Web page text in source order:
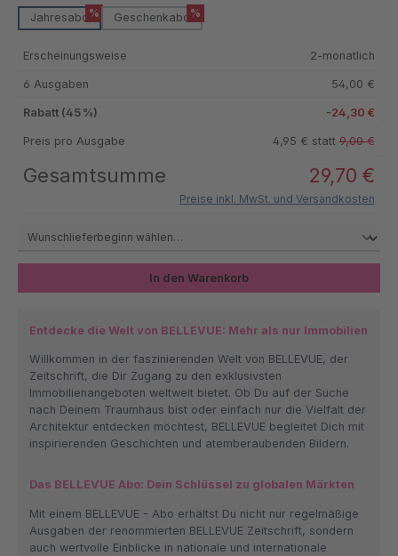
Jahresabo % Geschenkabo %
Erscheinungsweise 2-monatlich
6 Ausgaben 54,00 €
Rabatt (45 %) -24,30 €
Preis pro Ausgabe 4,95 € statt9,00 €
Gesamtsumme 29,70 €
Preise inkl. MwSt. und Versandkosten
In den Warenkorb
Entdecke die Welt von BELLEVUE: Mehr als nur Immobilien
Willkommen in der faszinierenden Welt von BELLEVUE, der
Zeitschrift, die Dir Zugang zu den exklusivsten
Immobilienangeboten weltweit bietet. Ob Du auf der Suche
nach Deinem Traumhaus bist oder einfach nur die Vielfalt der
Architektur entdecken möchtest, BELLEVUE begleitet Dich mit
inspirierenden Geschichten und atemberaubenden Bildern.
Das BELLEVUE Abo: Dein Schlüssel zu globalen Märkten
Mit einem BELLEVUE - Abo erhältst Du nicht nur regelmäßige
Ausgaben der renommierten BELLEVUE Zeitschrift, sondern
auch wertvolle Einblicke in nationale und internationale